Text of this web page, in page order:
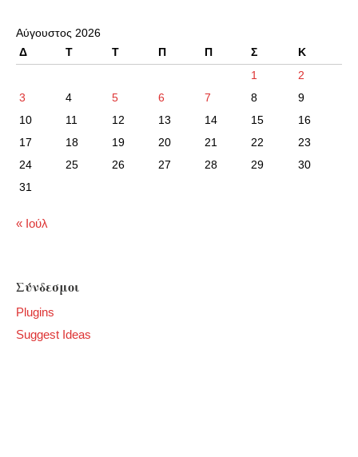
Αύγουστος 2026
Δ
Τ Τ Π Π Σ
Κ
1
2
3
4 5 6 7 8
9
10
11 12 13 14 15
16
17
18 19 20 21 22
23
24
25 26 27 28 29
30
31
« Ιούλ
Σύνδεσμοι
Plugins
Suggest Ideas